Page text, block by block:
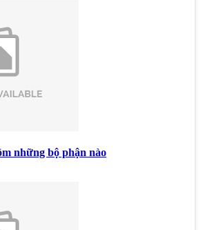
những bộ phận nào